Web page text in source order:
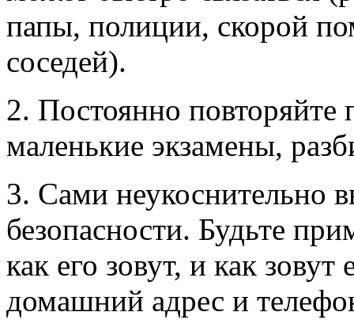
папы, полиции, скорой
соседей).
2. Постоянно повторяйте
маленькие экзамены,
3. Сами неукоснительно
безопасности. Будьте
как его зовут, и как
домашний адрес и